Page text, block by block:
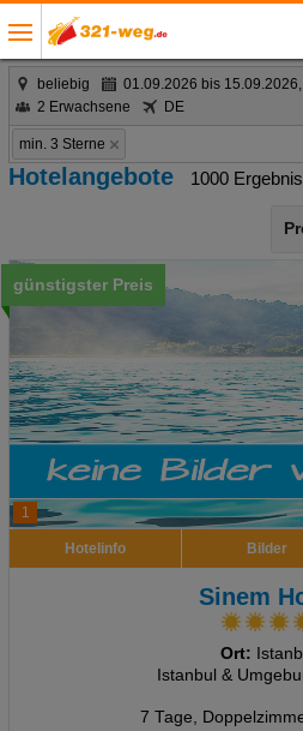
beliebig
01.09.2026 bis 15.09.2026,
2 Erwachsene
DE
min. 3 Sterne
Hotelangebote 1000
1
günstigster Preis
Hotelinfo Bilder
Sinem
Ort:
Istanbul &
7 Tage,